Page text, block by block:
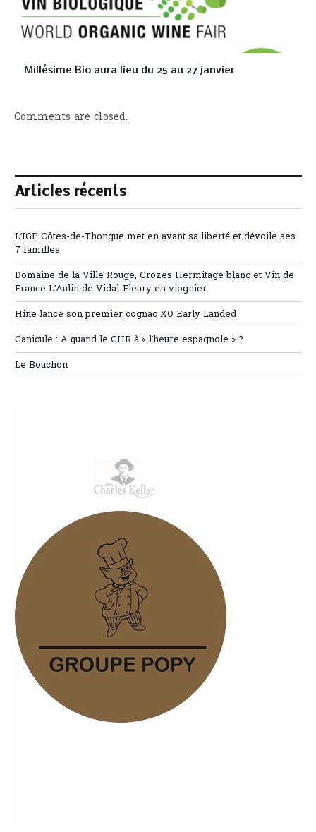
Millésime Bio aura lieu du 25 au 27 janvier
Comments are closed.
Articles récents
L’IGP Côtes-de-Thongue met en avant sa liberté et dévoile ses
7 familles
Domaine de la Ville Rouge, Crozes Hermitage blanc et Vin de
France L’Aulin de Vidal-Fleury en viognier
Hine lance son premier cognac XO Early Landed
Canicule : A quand le CHR à « l’heure espagnole » ?
Le Bouchon